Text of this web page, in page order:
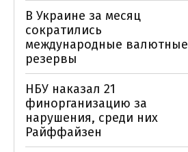
В Украине за месяц
сократились
международные валютные
резервы
НБУ наказал 21
финорганизацию за
нарушения, среди них
Райффайзен